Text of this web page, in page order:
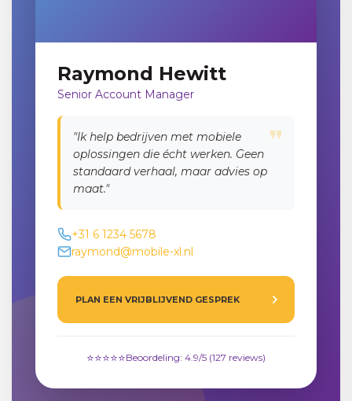
Raymond Hewitt
Senior Account Manager
"Ik help bedrijven met mobiele
oplossingen die écht werken. Geen
standaard verhaal, maar advies op
maat."
+31 6 1234 5678
raymond@mobile-xl.nl
PLAN EEN VRIJBLIJVEND GESPREK
⭐⭐⭐⭐⭐Beoordeling: 4.9/5 (127 reviews)